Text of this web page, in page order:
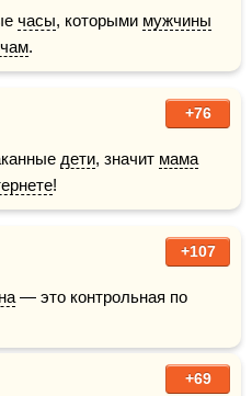
часы, которыми мужчины
.
+76
дети, значит мама
!
+107
+69